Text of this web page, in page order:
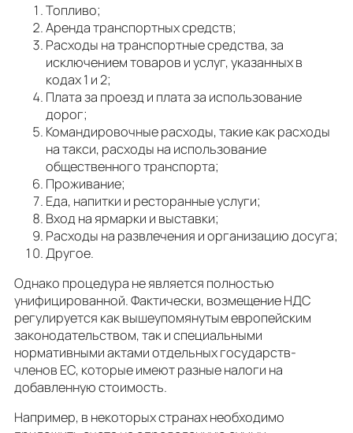
Топливо;
Аренда транспортных средств;
Расходы на транспортные средства, за
исключением товаров и услуг, указанных в
кодах 1 и 2;
Плата за проезд и плата за использование
дорог;
Командировочные расходы, такие как расходы
на такси, расходы на использование
общественного транспорта;
Проживание;
Еда, напитки и ресторанные услуги;
Вход на ярмарки и выставки;
Расходы на развлечения и организацию досуга;
Другое.
Однако процедура не является полностью
унифицированной. Фактически, возмещение НДС
регулируется как вышеупомянутым европейским
законодательством, так и специальными
нормативными актами отдельных государств-
членов ЕС, которые имеют разные налоги на
добавленную стоимость.
Например, в некоторых странах необходимо